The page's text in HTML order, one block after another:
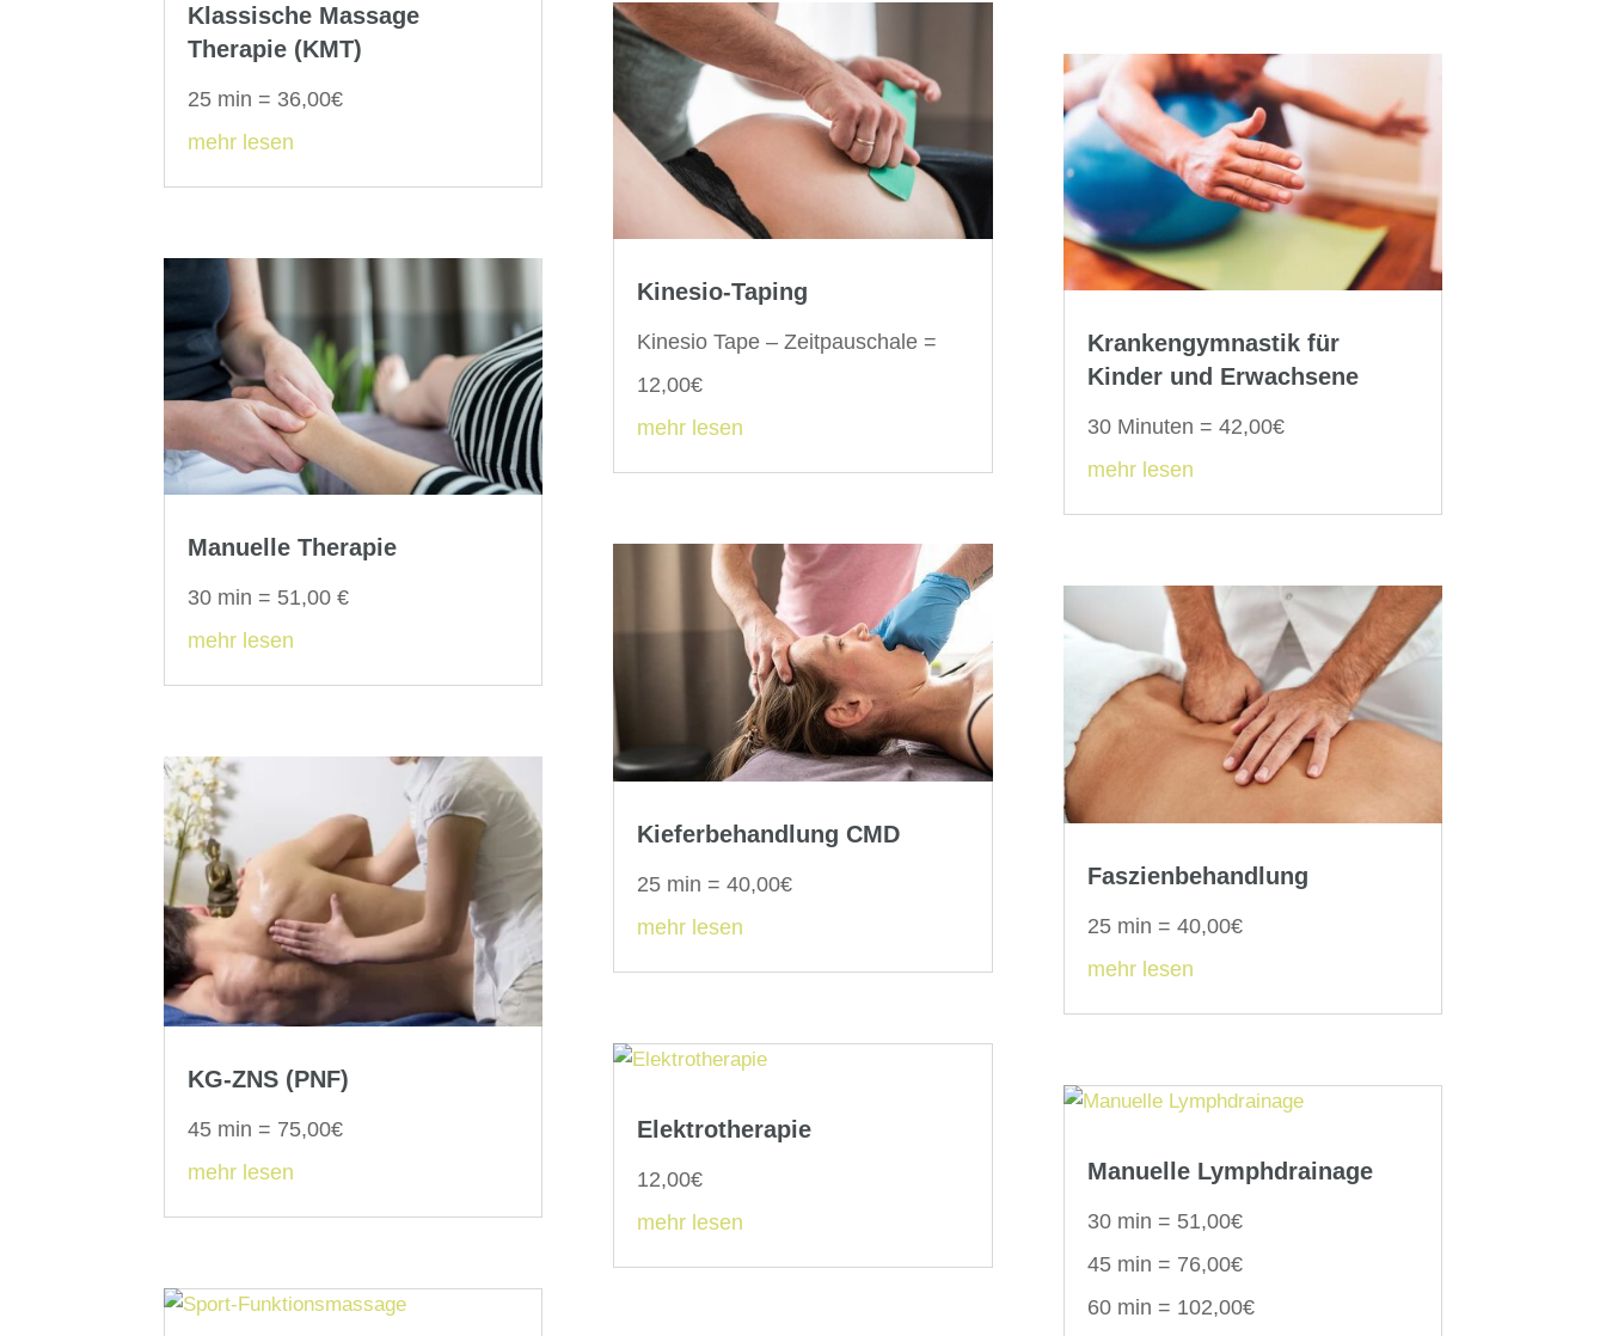
Klassische Massage
Therapie (KMT)
25 min = 36,00€
mehr lesen
Manuelle Therapie
30 min = 51,00 €
mehr lesen
KG-ZNS (PNF)
45 min = 75,00€
mehr lesen
Kinesio-Taping
Kinesio Tape – Zeitpauschale =
12,00€
mehr lesen
Kieferbehandlung CMD
25 min = 40,00€
mehr lesen
Elektrotherapie
12,00€
mehr lesen
Krankengymnastik für
Kinder und Erwachsene
30 Minuten = 42,00€
mehr lesen
Faszienbehandlung
25 min = 40,00€
mehr lesen
Manuelle Lymphdrainage
30 min = 51,00€
45 min = 76,00€
60 min = 102,00€